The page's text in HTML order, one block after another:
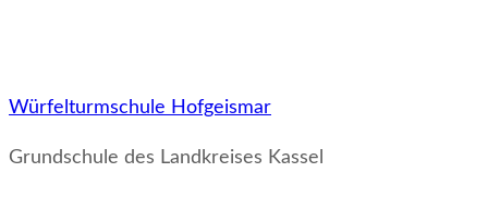
Würfelturmschule Hofgeismar
Grundschule des Landkreises Kassel